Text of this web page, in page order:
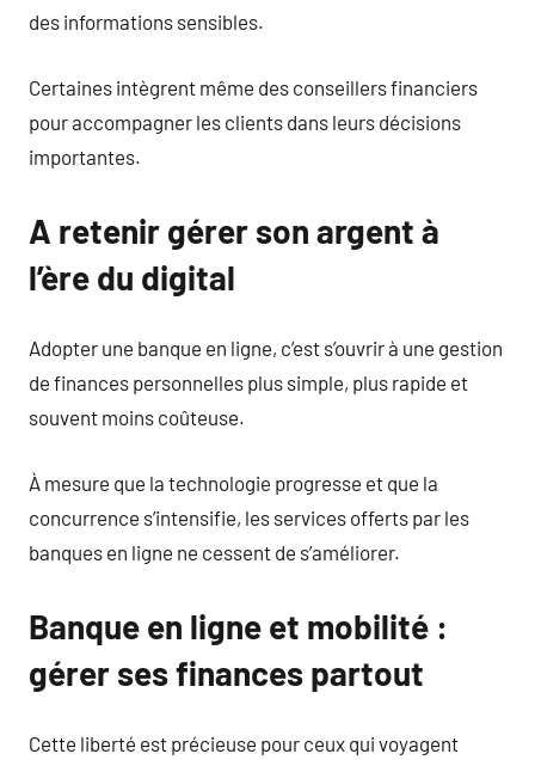
des informations sensibles.
Certaines intègrent même des conseillers financiers
pour accompagner les clients dans leurs décisions
importantes.
A retenir gérer son argent à
l’ère du digital
Adopter une banque en ligne, c’est s’ouvrir à une gestion
de finances personnelles plus simple, plus rapide et
souvent moins coûteuse.
À mesure que la technologie progresse et que la
concurrence s’intensifie, les services offerts par les
banques en ligne ne cessent de s’améliorer.
Banque en ligne et mobilité :
gérer ses finances partout
Cette liberté est précieuse pour ceux qui voyagent